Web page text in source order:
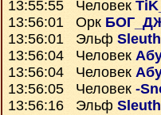
13:55:55 Человек
13:56:01 Орк
13:56:01 Эльф
13:56:04 Человек
13:56:04 Человек
13:56:05 Человек -
13:56:16 Эльф Sleuth